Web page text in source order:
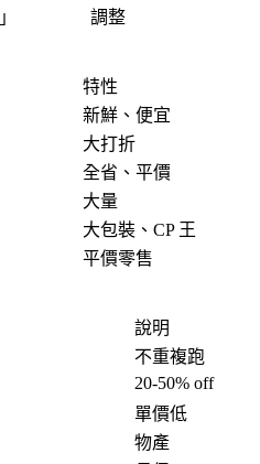
」 調整
特性
新鮮、便宜
大打折
全省、平價
大量
大包裝、CP 王
平價零售
說明
不重複跑
20-50% off
單價低
物產